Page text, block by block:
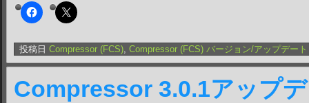
投稿日 Compressor (FCS), Compressor (FCS) バージョン/アップデート
Compressor 3.0.1アップ